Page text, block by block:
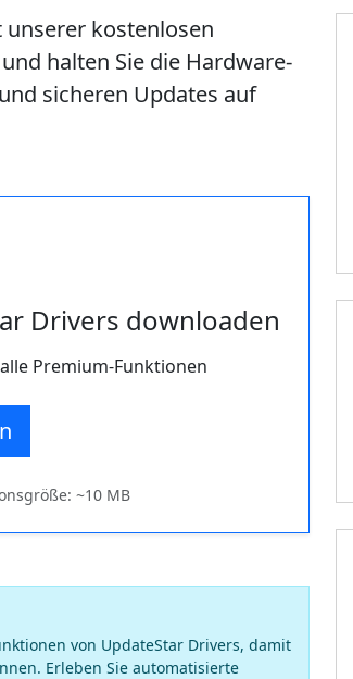
kostenlosen
halten Sie die Hardware-
sicheren Updates auf
Drivers downloaden
Premium-Funktionen
~10 MB
von UpdateStar Drivers, damit
Erleben Sie automatisierte